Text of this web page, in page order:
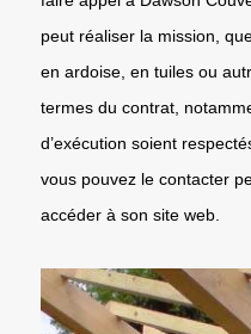
peut réaliser la mission,
en ardoise, en tuiles ou
termes du contrat,
d’exécution soient
vous pouvez le contacter
accéder à son site web.